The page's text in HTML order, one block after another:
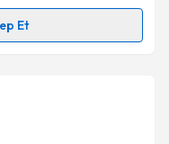
Gönder
Et
takvimi talebi
almanız için bir
ile bilgilendireceğiz.